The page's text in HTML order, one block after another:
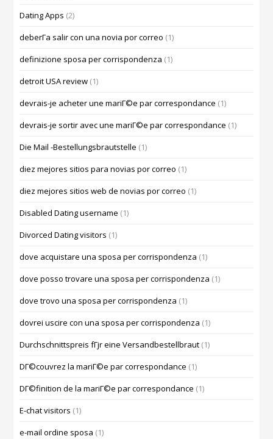
Dating Apps (2)
deberГ­a salir con una novia por correo (1)
definizione sposa per corrispondenza (1)
detroit USA review (1)
devrais-je acheter une mariГ©e par correspondance (1)
devrais-je sortir avec une mariГ©e par correspondance (1)
Die Mail -Bestellungsbrautstelle (1)
diez mejores sitios para novias por correo (1)
diez mejores sitios web de novias por correo (1)
Disabled Dating username (1)
Divorced Dating visitors (1)
dove acquistare una sposa per corrispondenza (1)
dove posso trovare una sposa per corrispondenza (1)
dove trovo una sposa per corrispondenza (1)
dovrei uscire con una sposa per corrispondenza (1)
Durchschnittspreis fГјr eine Versandbestellbraut (1)
DГ©couvrez la mariГ©e par correspondance (1)
DГ©finition de la mariГ©e par correspondance (1)
E-chat visitors (1)
e-mail ordine sposa (1)